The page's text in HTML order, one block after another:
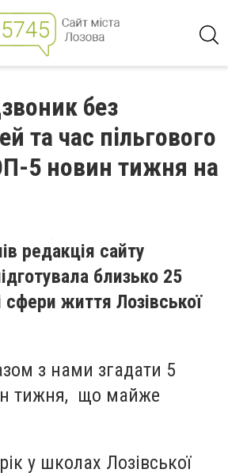
без
та час пільгового
5 новин тижня на
редакція сайту
близько 25
сфери життя Лозівської
з нами згадати 5
тижня, що майже
у школах Лозівської